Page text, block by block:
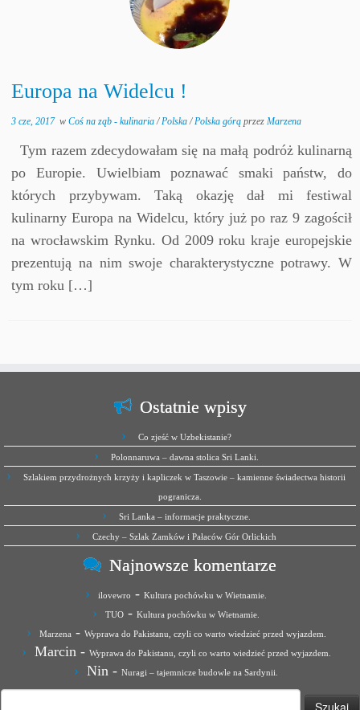
Europa na Widelcu !
3 cze, 2017wCoś na ząb - kulinaria/Polska/Polska górąprzezMarzena
Tym razem zdecydowałam się na małą podróż kulinarną
po Europie. Uwielbiam poznawać smaki państw, do
których przybywam. Taką okazję dał mi festiwal
kulinarny Europa na Widelcu, który już po raz 9 zagościł
na wrocławskim Rynku. Od 2009 roku kraje europejskie
prezentują na nim swoje charakterystyczne potrawy. W
tym roku […]
Ostatnie wpisy
Co zjeść w Uzbekistanie?
Polonnaruwa – dawna stolica Sri Lanki.
Szlakiem przydrożnych krzyży i kapliczek w Taszowie – kamienne świadectwa historii
pogranicza.
Sri Lanka – informacje praktyczne.
Czechy – Szlak Zamków i Pałaców Gór Orlickich
Najnowsze komentarze
ilovewro - Kultura pochówku w Wietnamie.
TUO - Kultura pochówku w Wietnamie.
Marzena- Wyprawa do Pakistanu, czyli co warto wiedzieć przed wyjazdem.
Marcin- Wyprawa do Pakistanu, czyli co warto wiedzieć przed wyjazdem.
Nin - Nuragi – tajemnicze budowle na Sardynii.